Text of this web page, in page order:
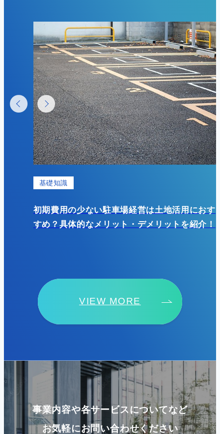
基礎知識
初期費用の少ない駐車場経営は土地活用におす
すめ？具体的なメリット・デメリットを紹介！
VIEW MORE
事業内容や各サービスについてなど
お気軽にお問い合わせください